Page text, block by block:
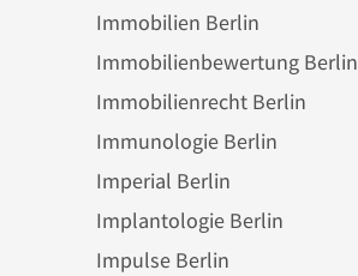
Immobilien Berlin
Immobilienbewertung Berlin
Immobilienrecht Berlin
Immunologie Berlin
Imperial Berlin
Implantologie Berlin
Impulse Berlin